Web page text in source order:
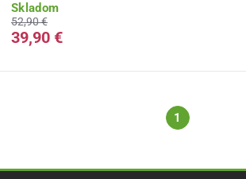
Skladom
52,90 €
39,90 €
1